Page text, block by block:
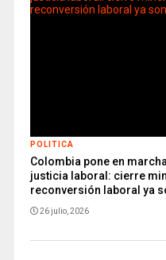
POLITICA
Colombia pone en
justicia laboral: cierre
reconversión laboral ya
26 julio, 2026